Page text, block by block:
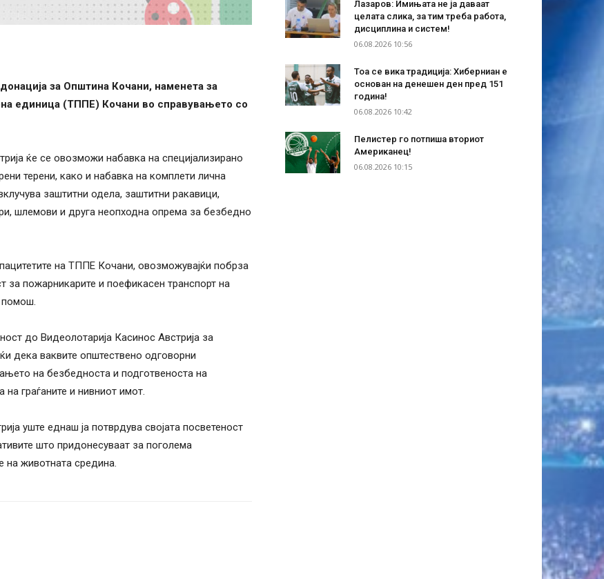
за Општина Кочани, наменета за
единица (ТППЕ) Кочани во справувањето со
ќе се овозможи набавка на специјализирано
терени, како и набавка на комплети лична
заштитни одела, заштитни ракавици,
шлемови и друга неопходна опрема за безбедно
на ТППЕ Кочани, овозможувајќи побрза
за пожарникарите и поефикасен транспорт на
помош.
до Видеолотарија Касинос Австрија за
дека ваквите општествено одговорни
на безбедноста и подготвеноста на
граѓаните и нивниот имот.
уште еднаш ја потврдува својата посветеност
што придонесуваат за поголема
на животната средина.
Лазаров: Имињата не ја даваат
целата слика, за тим треба работа,
дисциплина и систем!
06.08.2026 10:56
Тоа се вика традиција: Хиберниан е
основан на денешен ден пред 151
година!
06.08.2026 10:42
Пелистер го потпиша вториот
Американец!
06.08.2026 10:15